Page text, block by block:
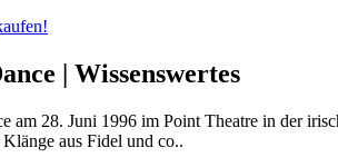
| Wissenswertes
am 28. Juni 1996 im Point Theatre in der
aus Fidel und co..